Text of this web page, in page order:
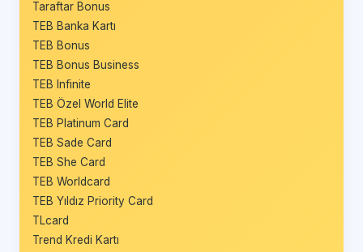
Taraftar Bonus
TEB Banka Kartı
TEB Bonus
TEB Bonus Business
TEB Infinite
TEB Özel World Elite
TEB Platinum Card
TEB Sade Card
TEB She Card
TEB Worldcard
TEB Yıldız Priority Card
TLcard
Trend Kredi Kartı